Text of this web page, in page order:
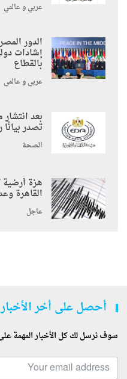
عربي و عالمي
الدور
إشادات
بالقطاع
عربي و عالمي
بعد
تصدر
الصحة
هزة
القاهرة
عاجل
أحصل على أخر
سوف نرسل لك كل الأخبار المهمة